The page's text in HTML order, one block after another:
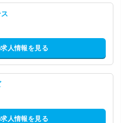
人情報を見る
人情報を見る